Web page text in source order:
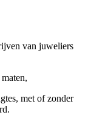
van juweliers
met of zonder